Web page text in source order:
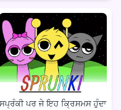
ਸਪ੍ਰੰਕੀ ਪਰ ਜੇ ਇਹ ਕ੍ਰਿਸਮਸ ਹੁੰਦਾ